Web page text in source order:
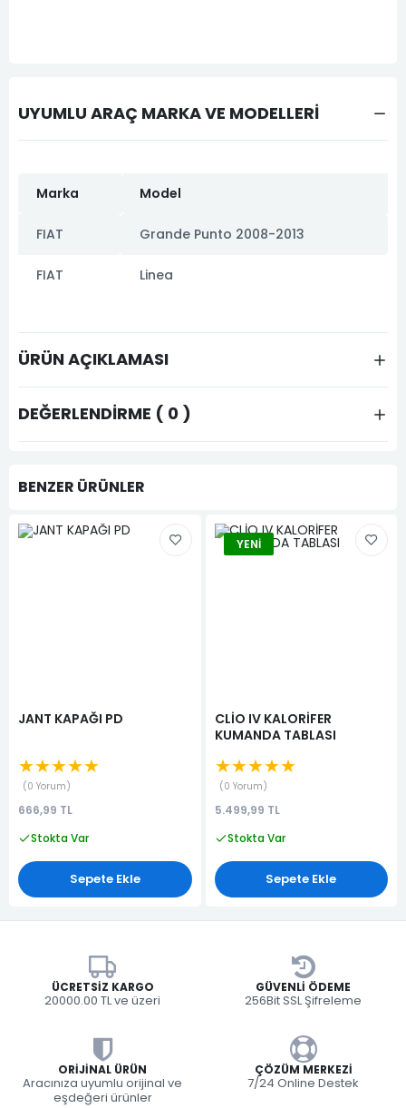
UYUMLU ARAÇ MARKA VE MODELLERİ
Marka Model
FIAT Grande Punto 2008-2013
FIAT Linea
ÜRÜN AÇIKLAMASI
DEĞERLENDIRME ( 0 )
BENZER ÜRÜNLER
JANT KAPAĞI PD
★★★★★
0 Yorum
666,99 TL
Stokta Var
Sepete Ekle
YENI
CLİO IV KALORİFER
KUMANDA TABLASI
★★★★★
0 Yorum
5.499,99 TL
Stokta Var
Sepete Ekle
ÜCRETSIZ KARGO
20000.00 TL ve üzeri
GÜVENLI ÖDEME
256Bit SSL Şifreleme
ORIJINAL ÜRÜN
Aracınıza uyumlu orijinal ve
eşdeğeri ürünler
ÇÖZÜM MERKEZI
7/24 Online Destek